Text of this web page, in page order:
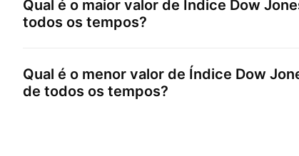
Qual é o maior valor de Índice Dow
todos os tempos?
Qual é o menor valor de Índice Dow
de todos os tempos?